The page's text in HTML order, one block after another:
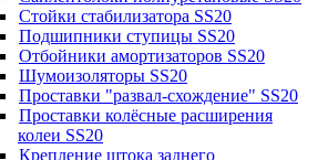
Стойки стабилизатора SS20
Подшипники ступицы SS20
Отбойники амортизаторов SS20
Шумоизоляторы SS20
Проставки "развал-схождение" SS20
Проставки колёсные расширения
колеи SS20
Крепление штока заднего